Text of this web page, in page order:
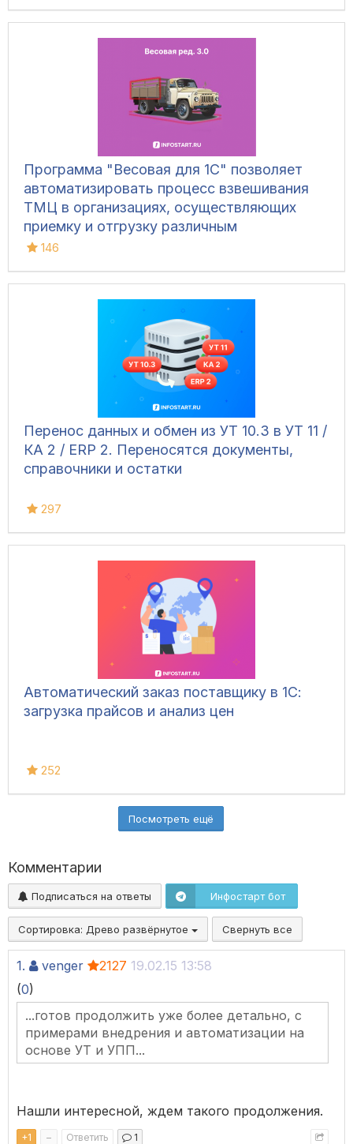
Программа "Весовая для 1С" позволяет
автоматизировать процесс взвешивания
ТМЦ в организациях, осуществляющих
приемку и отгрузку различным
транспортом, для ведения складского
Конфигурация позволяет фиксировать вес
вручную, напрямую с весов, а также
управлять дополнительным
оборудованием и контролировать
движение транспорта.
146
Перенос данных и обмен из УТ 10.3 в УТ 11 /
КА 2 / ERP 2. Переносятся документы,
справочники и остатки
297
Автоматический заказ поставщику в 1С:
загрузка прайсов и анализ цен
252
Посмотреть ещё
Комментарии
Подписаться на ответы Инфостарт бот
Сортировка: Древо развёрнутое Свернуть все
1. venger 2127 19.02.15 13:58
(0)
...готов продолжить уже более детально, с
примерами внедрения и автоматизации на
основе УТ и УПП...
Нашли интересной, ждем такого продолжения.
+1 – Ответить 1